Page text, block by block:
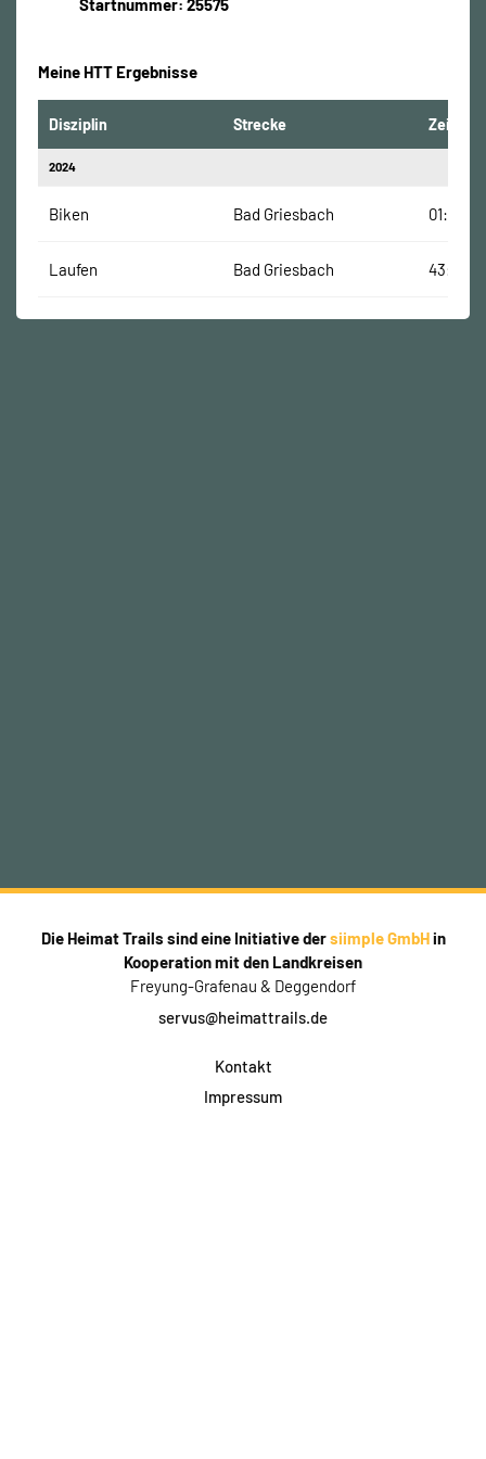
Startnummer: 25575
Meine HTT Ergebnisse
Disziplin Strecke Zeit
2024
Biken Bad Griesbach
Laufen Bad Griesbach 43:15
Die Heimat Trails sind eine Initiative dersiimple GmbHin
Kooperation mit den Landkreisen
Freyung-Grafenau & Deggendorf
servus@heimattrails.de
Kontakt
Impressum